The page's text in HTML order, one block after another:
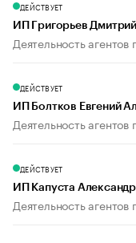
ДЕЙСТВУЕТ
ИП Григорьев
Деятельность агентов
ДЕЙСТВУЕТ
ИП Болтков Евгений
Деятельность агентов
ДЕЙСТВУЕТ
ИП Капуста
Деятельность агентов